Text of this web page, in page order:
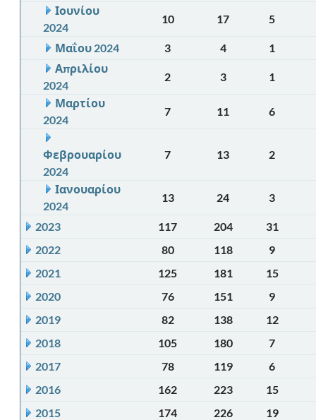
Ιουνίου
2024
10 17 5
Μαΐου 2024 3 4
1
Απριλίου
2024
2 3
1
Μαρτίου
2024
7 11 6
Φεβρουαρίου
2024
7 13 2
Ιανουαρίου
2024
13 24 3
2023 117 204
31
2022
80 118
9
2021
125 181
15
2020
76 151
9
2019
82 138
12
2018
105 180
7
2017
78 119
6
2016
162 223
15
2015
174 226
19